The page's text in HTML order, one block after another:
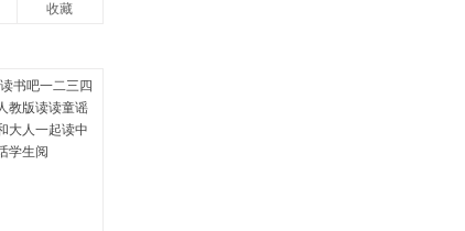
收藏